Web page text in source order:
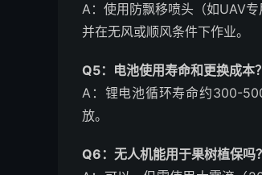
A：使用防飘移喷头（如UAV
并在无风或顺风条件下作业。
Q5：电池使用寿命和更换成本？
A：锂电池循环寿命约300-
放。
Q6：无人机能用于果树植保吗？